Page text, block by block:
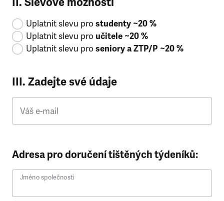
Uplatnit slevu pro studenty ~20 %
Uplatnit slevu pro učitele ~20 %
Uplatnit slevu pro seniory a ZTP/P ~20 %
III. Zadejte své údaje
Váš e-mail
Adresa pro doručení tištěných týdeníků:
Jméno společnosti